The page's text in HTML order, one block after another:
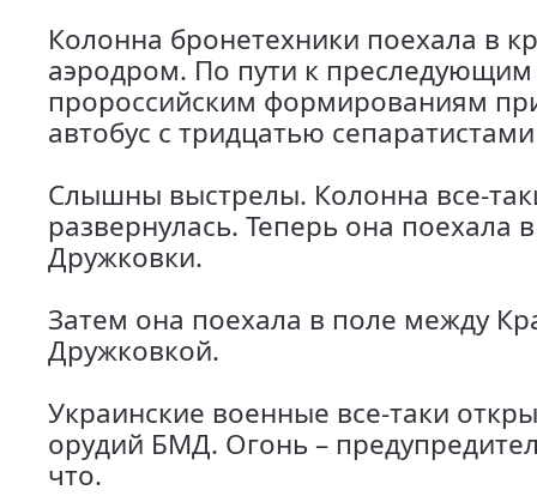
Колонна бронетехники поехала в
аэродром. По пути к
пророссийским формированиям
автобус с тридцатью
Слышны выстрелы. Колонна все-
развернулась. Теперь она поехала
Дружковки.
Затем она поехала в поле между
Дружковкой.
Украинские военные все-таки
орудий БМД. Огонь –
что.